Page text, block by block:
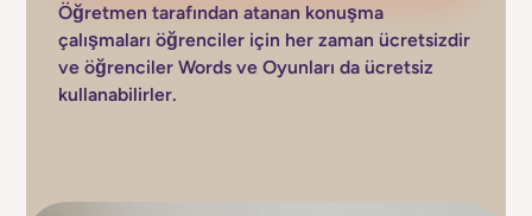
Öğretmen tarafından atanan konuşma
çalışmaları öğrenciler için her zaman ücretsizdir
ve öğrenciler Words ve Oyunları da ücretsiz
kullanabilirler.